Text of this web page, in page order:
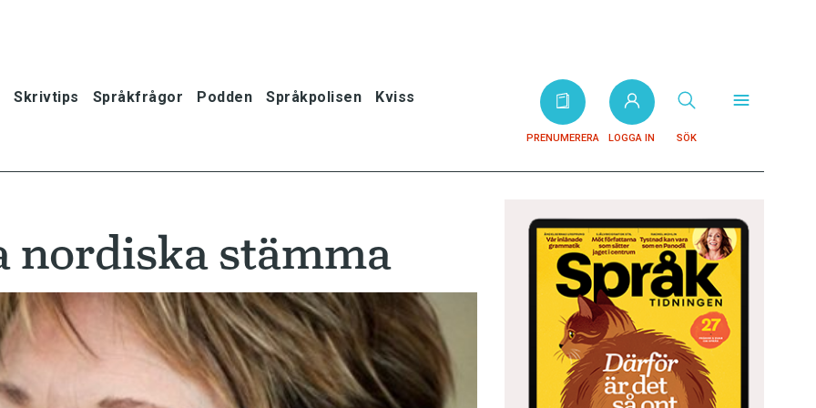
Skrivtips Språkfrågor Podden Språkpolisen Kviss
PRENUMERERA LOGGA IN SÖK
nordiska stämma